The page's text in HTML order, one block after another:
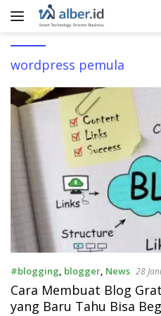
Langsung
wordpress pemula
#blogging, blogger, News 28
Cara Membuat Blog
yang Baru Tahu Bisa